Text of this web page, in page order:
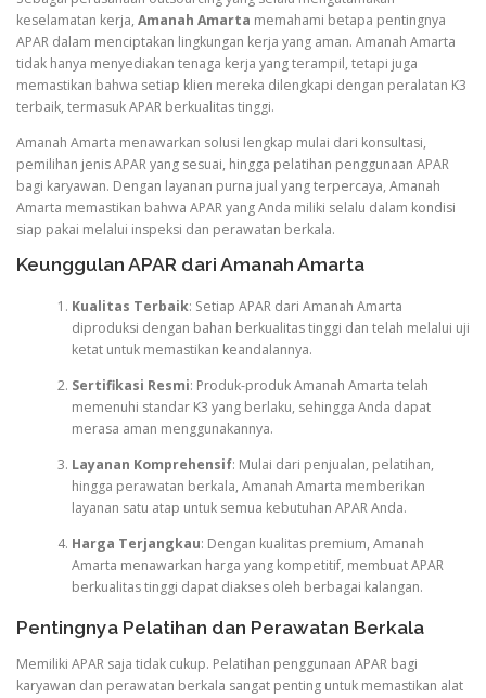
keselamatan kerja, Amanah Amarta memahami betapa pentingnya
APAR dalam menciptakan lingkungan kerja yang aman. Amanah Amarta
tidak hanya menyediakan tenaga kerja yang terampil, tetapi juga
memastikan bahwa setiap klien mereka dilengkapi dengan peralatan K3
terbaik, termasuk APAR berkualitas tinggi.
Amanah Amarta menawarkan solusi lengkap mulai dari konsultasi,
pemilihan jenis APAR yang sesuai, hingga pelatihan penggunaan APAR
bagi karyawan. Dengan layanan purna jual yang terpercaya, Amanah
Amarta memastikan bahwa APAR yang Anda miliki selalu dalam kondisi
siap pakai melalui inspeksi dan perawatan berkala.
Keunggulan APAR dari Amanah Amarta
Kualitas Terbaik: Setiap APAR dari Amanah Amarta
diproduksi dengan bahan berkualitas tinggi dan telah melalui uji
ketat untuk memastikan keandalannya.
Sertifikasi Resmi: Produk-produk Amanah Amarta telah
memenuhi standar K3 yang berlaku, sehingga Anda dapat
merasa aman menggunakannya.
Layanan Komprehensif: Mulai dari penjualan, pelatihan,
hingga perawatan berkala, Amanah Amarta memberikan
layanan satu atap untuk semua kebutuhan APAR Anda.
Harga Terjangkau: Dengan kualitas premium, Amanah
Amarta menawarkan harga yang kompetitif, membuat APAR
berkualitas tinggi dapat diakses oleh berbagai kalangan.
Pentingnya Pelatihan dan Perawatan Berkala
Memiliki APAR saja tidak cukup. Pelatihan penggunaan APAR bagi
karyawan dan perawatan berkala sangat penting untuk memastikan alat